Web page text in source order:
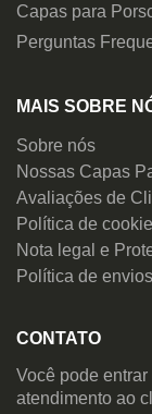
Capas para
Perguntas
MAIS SOBRE
Sobre nós
Nossas Capas
Avaliações de
Política de
Nota legal e
Política de envios
CONTATO
Você pode
atendimento ao